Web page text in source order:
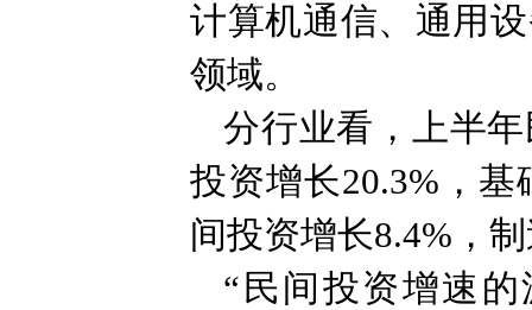
计算机通信、通用
领域。
分行业看，上半
投资增长20.3%，
间投资增长8.4%，
“民间投资增速